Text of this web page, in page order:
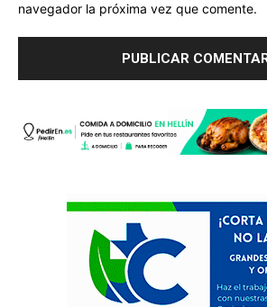
navegador la próxima vez que comente.